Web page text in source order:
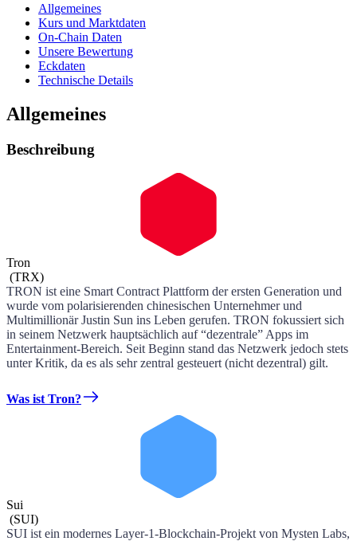
Allgemeines
Kurs und Marktdaten
On-Chain Daten
Unsere Bewertung
Eckdaten
Technische Details
Allgemeines
Beschreibung
Tron
(TRX)
TRON ist eine Smart Contract Plattform der ersten Generation und
wurde vom polarisierenden chinesischen Unternehmer und
Multimillionär Justin Sun ins Leben gerufen. TRON fokussiert sich
in seinem Netzwerk hauptsächlich auf “dezentrale” Apps im
Entertainment-Bereich. Seit Beginn stand das Netzwerk jedoch stets
unter Kritik, da es als sehr zentral gesteuert (nicht dezentral) gilt.
Was ist Tron?
Sui
(SUI)
SUI ist ein modernes Layer-1-Blockchain-Projekt von Mysten Labs,